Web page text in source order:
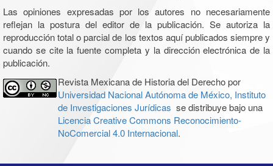
Las opiniones expresadas por los autores no necesariamente
reflejan la postura del editor de la publicación. Se autoriza la
reproducción total o parcial de los textos aquí publicados siempre y
cuando se cite la fuente completa y la dirección electrónica de la
publicación.
Revista Mexicana de Historia del Derecho por
Universidad Nacional Autónoma de México, Instituto
de Investigaciones Jurídicas se distribuye bajo una
Licencia Creative Commons Reconocimiento-
NoComercial 4.0 Internacional.